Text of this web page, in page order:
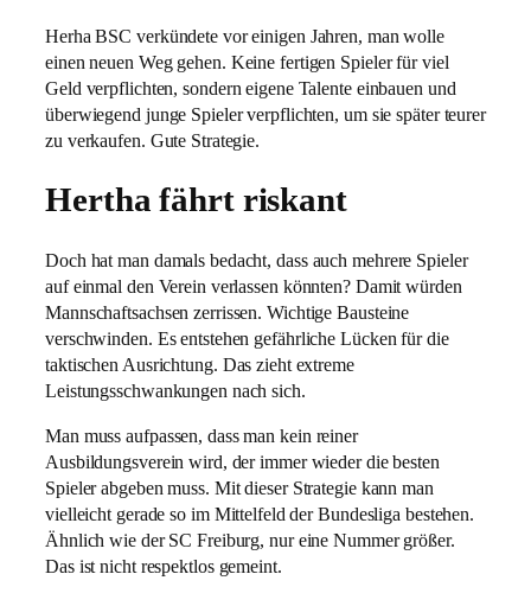
Herha BSC verkündete vor einigen Jahren, man wolle
einen neuen Weg gehen. Keine fertigen Spieler für viel
Geld verpflichten, sondern eigene Talente einbauen und
überwiegend junge Spieler verpflichten, um sie später teurer
zu verkaufen. Gute Strategie.
Hertha fährt riskant
Doch hat man damals bedacht, dass auch mehrere Spieler
auf einmal den Verein verlassen könnten? Damit würden
Mannschaftsachsen zerrissen. Wichtige Bausteine
verschwinden. Es entstehen gefährliche Lücken für die
taktischen Ausrichtung. Das zieht extreme
Leistungsschwankungen nach sich.
Man muss aufpassen, dass man kein reiner
Ausbildungsverein wird, der immer wieder die besten
Spieler abgeben muss. Mit dieser Strategie kann man
vielleicht gerade so im Mittelfeld der Bundesliga bestehen.
Ähnlich wie der SC Freiburg, nur eine Nummer größer.
Das ist nicht respektlos gemeint.